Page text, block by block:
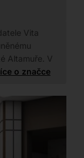
Vita
Altamuře. V
o značce